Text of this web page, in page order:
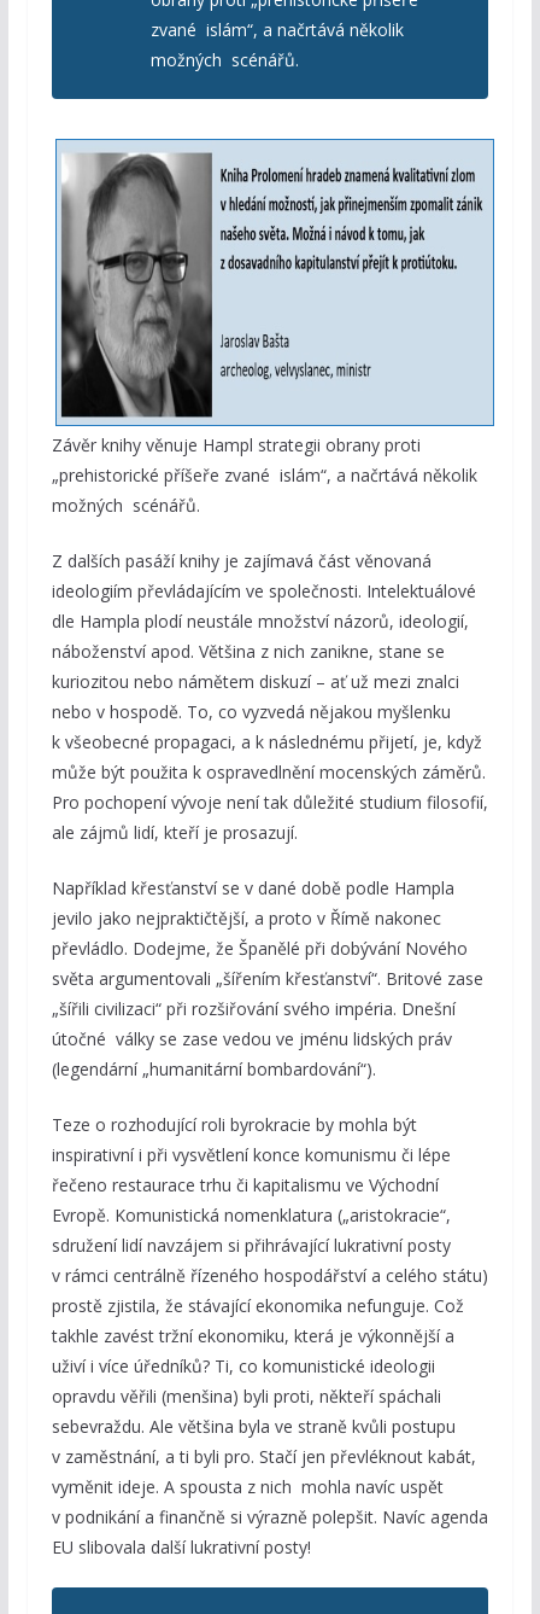
zvané islám“, a načrtává několik
možných scénářů.
Závěr knihy věnuje Hampl strategii obrany proti
„prehistorické příšeře zvané islám“, a načrtává několik
možných scénářů.
Z dalších pasáží knihy je zajímavá část věnovaná
ideologiím převládajícím ve společnosti. Intelektuálové
dle Hampla plodí neustále množství názorů, ideologií,
náboženství apod. Většina z nich zanikne, stane se
kuriozitou nebo námětem diskuzí – ať už mezi znalci
nebo v hospodě. To, co vyzvedá nějakou myšlenku
k všeobecné propagaci, a k následnému přijetí, je, když
může být použita k ospravedlnění mocenských záměrů.
Pro pochopení vývoje není tak důležité studium filosofií,
ale zájmů lidí, kteří je prosazují.
Například křesťanství se v dané době podle Hampla
jevilo jako nejpraktičtější, a proto v Římě nakonec
převládlo. Dodejme, že Španělé při dobývání Nového
světa argumentovali „šířením křesťanství“. Britové zase
„šířili civilizaci“ při rozšiřování svého impéria. Dnešní
útočné války se zase vedou ve jménu lidských práv
(legendární „humanitární bombardování“).
Teze o rozhodující roli byrokracie by mohla být
inspirativní i při vysvětlení konce komunismu či lépe
řečeno restaurace trhu či kapitalismu ve Východní
Evropě. Komunistická nomenklatura („aristokracie“,
sdružení lidí navzájem si přihrávající lukrativní posty
v rámci centrálně řízeného hospodářství a celého státu)
prostě zjistila, že stávající ekonomika nefunguje. Což
takhle zavést tržní ekonomiku, která je výkonnější a
uživí i více úředníků? Ti, co komunistické ideologii
opravdu věřili (menšina) byli proti, někteří spáchali
sebevraždu. Ale většina byla ve straně kvůli postupu
v zaměstnání, a ti byli pro. Stačí jen převléknout kabát,
vyměnit ideje. A spousta z nich mohla navíc uspět
v podnikání a finančně si výrazně polepšit. Navíc agenda
EU slibovala další lukrativní posty!